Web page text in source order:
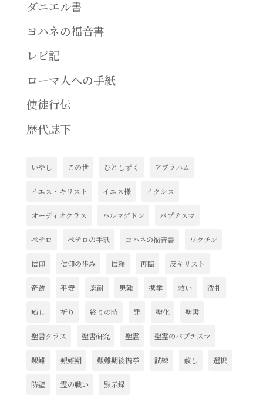
ダニエル書
ヨハネの福音書
レビ記
ローマ人への手紙
使徒行伝
歴代誌下
いやし この世 ひとしずく アブラハム
イエス・キリスト イエス様 イクシス
オーディオクラス ハルマゲドン バプテスマ
ペテロ ペテロの手紙 ヨハネの福音書 ワクチン
信仰 信仰の歩み 信頼 再臨 反キリスト
奇跡 平安 忍耐 患難 携挙 救い 洗礼
癒し 祈り 終りの時 罪 聖化 聖書
聖書クラス 聖書研究 聖霊 聖霊のバプテスマ
艱難 艱難期 艱難期後携挙 試練 赦し 選択
防壁 霊の戦い 黙示録